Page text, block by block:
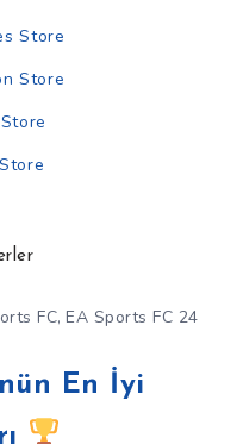
Store
Store
FC, EA Sports FC 24
En İyi